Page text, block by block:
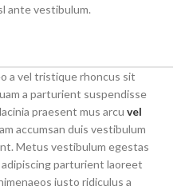
ante vestibulum.
a vel tristique rhoncus sit
a parturient suspendisse
praesent mus arcu vel
accumsan duis vestibulum
Metus vestibulum egestas
parturient laoreet
justo ridiculus a